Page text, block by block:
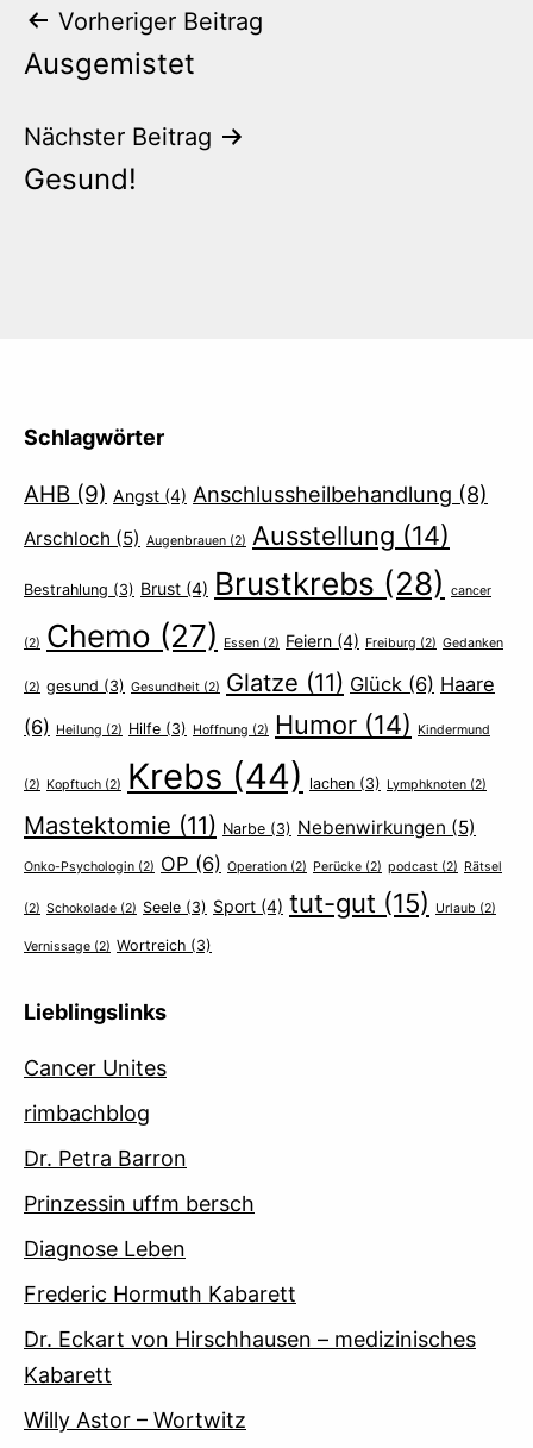
Beitrags-
Navigation
Vorheriger Beitrag
Ausgemistet
Nächster Beitrag
Gesund!
Schlagwörter
AHB (9) Angst (4) Anschlussheilbehandlung (8)
Arschloch (5) Augenbrauen (2) Ausstellung (14)
Bestrahlung (3) Brust (4) Brustkrebs (28) cancer
(2) Chemo (27) Essen (2) Feiern (4) Freiburg (2) Gedanken
(2) gesund (3) Gesundheit (2) Glatze (11) Glück (6) Haare
(6) Heilung (2) Hilfe (3) Hoffnung (2) Humor (14) Kindermund
(2) Kopftuch (2) Krebs (44) lachen (3) Lymphknoten (2)
Mastektomie (11) Narbe (3) Nebenwirkungen (5)
Onko-Psychologin (2) OP (6) Operation (2) Perücke (2) podcast (2) Rätsel
(2) Schokolade (2) Seele (3) Sport (4) tut-gut (15) Urlaub (2)
Vernissage (2) Wortreich (3)
Lieblingslinks
Cancer Unites
rimbachblog
Dr. Petra Barron
Prinzessin uffm bersch
Diagnose Leben
Frederic Hormuth Kabarett
Dr. Eckart von Hirschhausen – medizinisches
Kabarett
Willy Astor – Wortwitz